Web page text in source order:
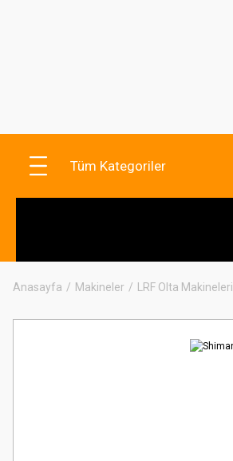
Tüm Kategoriler
Anasayfa Makineler LRF Olta Makineleri